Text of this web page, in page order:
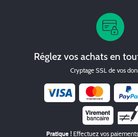
Réglez vos achats en
Cryptage SSL de vos
Pratique ! Effectuez vos